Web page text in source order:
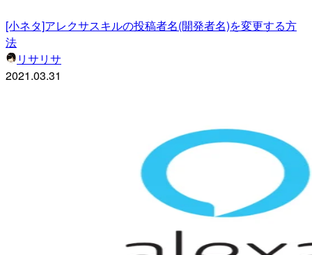
[小ネタ]アレクサスキルの投稿者名(開発者名)を変更する方
法
リサリサ
2021.03.31